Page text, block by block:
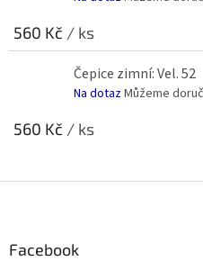
560 Kč / ks
Čepice zimní: Vel. 52
Na dotazMůžeme
560 Kč / ks
Facebook